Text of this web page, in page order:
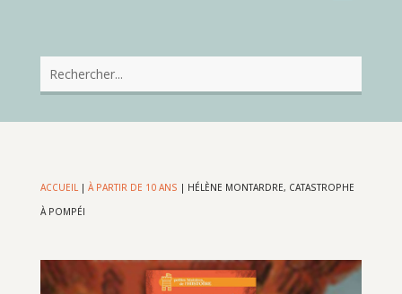
ACCUEIL| À PARTIR DE 10 ANS | HÉLÈNE MONTARDRE, CATASTROPHE
À POMPÉI